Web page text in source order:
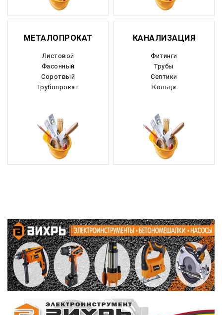
МЕТАЛОПРОКАТ
Листовой
Фасонный
Соротвый
Трубопрокат
КАНАЛИЗАЦИЯ
Фитинги
Трубы
Септики
Кольца